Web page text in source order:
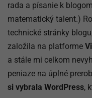
rada a písanie k
matematický talent.)
technické stránky
založila na platforme
a stále mi celkom
peniaze na úplné
si vybrala WordPress,